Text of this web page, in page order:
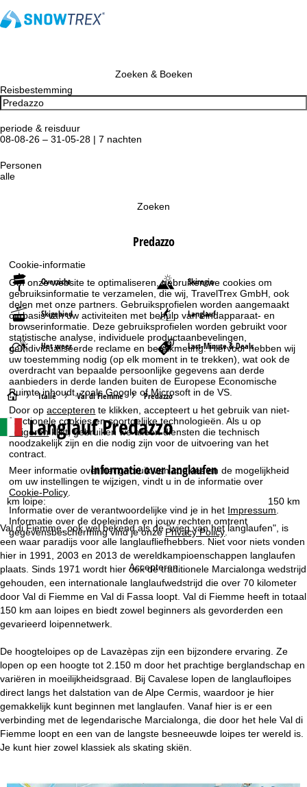
Cookie-informatie
Om onze website te optimaliseren, gebruiken we cookies om
gebruiksinformatie te verzamelen, die wij, TravelTrex GmbH, ook
delen met onze partners. Gebruiksprofielen worden aangemaakt
op basis van uw activiteiten met behulp van eindapparaat- en
browserinformatie. Deze gebruiksprofielen worden gebruikt voor
statistische analyse, individuele productaanbevelingen,
geïndividualiseerde reclame en bereikmeting. Hiervoor hebben wij
uw toestemming nodig (op elk moment in te trekken), wat ook de
overdracht van bepaalde persoonlijke gegevens aan derde
aanbieders in derde landen buiten de Europese Economische
Ruimte inhoudt, zoals Google of Microsoft in de VS.
Door opaccepteren te klikken, accepteert u het gebruik van niet-
functionele cookies en soortgelijke technologieën. Als u op
weigerenklikt, gebruiken we alleen diensten die technisch
noodzakelijk zijn en die nodig zijn voor de uitvoering van het
contract.
Meer informatie over het gebruik van cookies en de mogelijkheid
om uw instellingen te wijzigen, vindt u in de informatie over
Cookie-Policy.
Informatie over de verantwoordelijke vind je in het Impressum.
Informatie over de doeleinden en jouw rechten omtrent
gegevensbescherming vind je onzePrivacy Policy.
Accepteren
Zoeken & Boeken
Reisbestemming
periode & reisduur
08-08-26 – 31-05-28 | 7 nachten
Personen
alle
Zoeken
Predazzo
Overzicht Skiregio
Skigebied Langlauf
Het weer Last-Minute & Deals
S
t
a
r
t
p
g
i
n
a
Italië Val di Fiemme Predazzo
Langlauf Predazzo
Informatie over langlaufen
150 km
km loipe:
Val di Fiemme, ook wel bekend als de "wieg van het langlaufen", is
een waar paradijs voor alle langlaufliefhebbers. Niet voor niets vonden
hier in 1991, 2003 en 2013 de wereldkampioenschappen langlaufen
plaats. Sinds 1971 wordt hier ook de traditionele Marcialonga wedstrijd
gehouden, een internationale langlaufwedstrijd die over 70 kilometer
door Val di Fiemme en Val di Fassa loopt. Val di Fiemme heeft in totaal
150 km aan loipes en biedt zowel beginners als gevorderden een
gevarieerd loipennetwerk.
De hoogteloipes op de Lavazèpas zijn een bijzondere ervaring. Ze
lopen op een hoogte tot 2.150 m door het prachtige berglandschap en
variëren in moeilijkheidsgraad. Bij Cavalese lopen de langlaufloipes
direct langs het dalstation van de Alpe Cermis, waardoor je hier
gemakkelijk kunt beginnen met langlaufen. Vanaf hier is er een
verbinding met de legendarische Marcialonga, die door het hele Val di
Fiemme loopt en een van de langste besneeuwde loipes ter wereld is.
Je kunt hier zowel klassiek als skating skiën.